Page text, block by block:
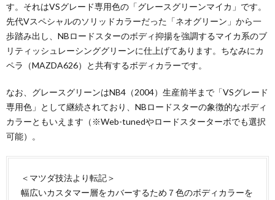
す。それはVSグレード専用色の「グレースグリーンマイカ」です。
先代Vスペシャルのソリッドカラーだった「ネオグリーン」から一
歩踏み出し、NBロードスターのボディ抑揚を強調するマイカ系のブ
リティッシュレーシンググリーンに仕上げてあります。ちなみにカ
ペラ（MAZDA626）と共有するボディカラーです。
なお、グレースグリーンはNB4（2004）生産前半まで「VSグレード
専用色」として継続されており、NBロードスターの象徴的なボディ
カラーともいえます（※Web-tunedやロードスターターボでも選択
可能）。
＜マツダ技法より転記＞
幅広いカスタマー層をカバーするため７色のボディカラーを